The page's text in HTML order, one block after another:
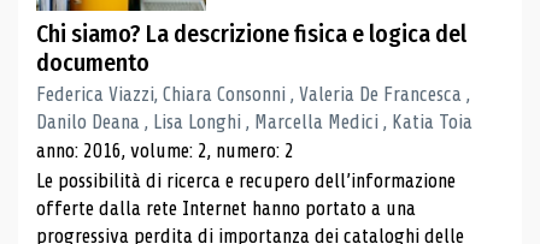
Chi siamo? La descrizione fisica e logica del
documento
Federica Viazzi, Chiara Consonni , Valeria De Francesca ,
Danilo Deana , Lisa Longhi , Marcella Medici , Katia Toia
anno: 2016, volume: 2, numero: 2
Le possibilità di ricerca e recupero dell’informazione
offerte dalla rete Internet hanno portato a una
progressiva perdita di importanza dei cataloghi delle